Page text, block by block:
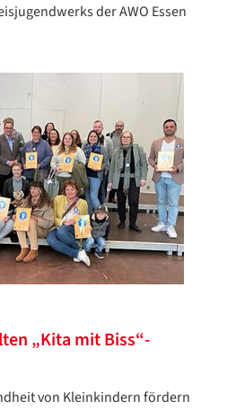
der AWO Essen
„Kita mit Biss“-
von Kleinkindern fördern